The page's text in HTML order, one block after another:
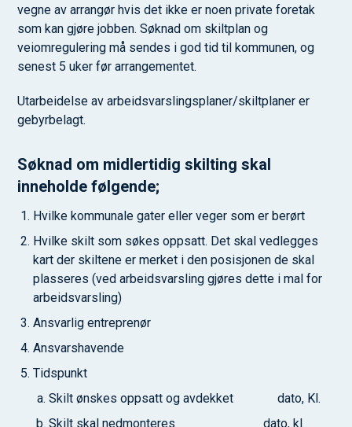
vegne av arrangør hvis det ikke er noen private foretak
som kan gjøre jobben. Søknad om skiltplan og
veiomregulering må sendes i god tid til kommunen, og
senest 5 uker før arrangementet.
Utarbeidelse av arbeidsvarslingsplaner/skiltplaner er
gebyrbelagt.
Søknad om midlertidig skilting skal
inneholde følgende;
Hvilke kommunale gater eller veger som er berørt
Hvilke skilt som søkes oppsatt. Det skal vedlegges
kart der skiltene er merket i den posisjonen de skal
plasseres (ved arbeidsvarsling gjøres dette i mal for
arbeidsvarsling)
Ansvarlig entreprenør
Ansvarshavende
Tidspunkt
Skilt ønskes oppsatt og avdekket dato, Kl.
Skilt skal nedmonteres dato, kl.